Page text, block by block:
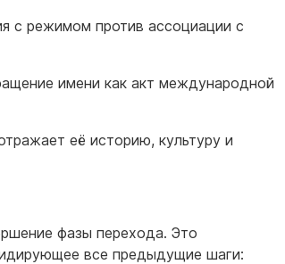
с режимом против ассоциации с
имени как акт международной
её историю, культуру и
фазы перехода. Это
все предыдущие шаги: